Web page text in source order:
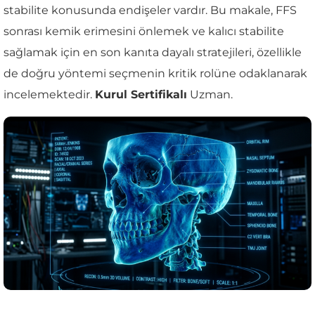
stabilite konusunda endişeler vardır. Bu makale, FFS
sonrası kemik erimesini önlemek ve kalıcı stabilite
sağlamak için en son kanıta dayalı stratejileri, özellikle
de doğru yöntemi seçmenin kritik rolüne odaklanarak
incelemektedir. Kurul Sertifikalı Uzman.